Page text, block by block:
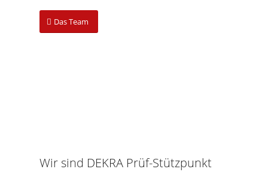
Das Team
Wir sind DEKRA Prüf-Stützpunkt